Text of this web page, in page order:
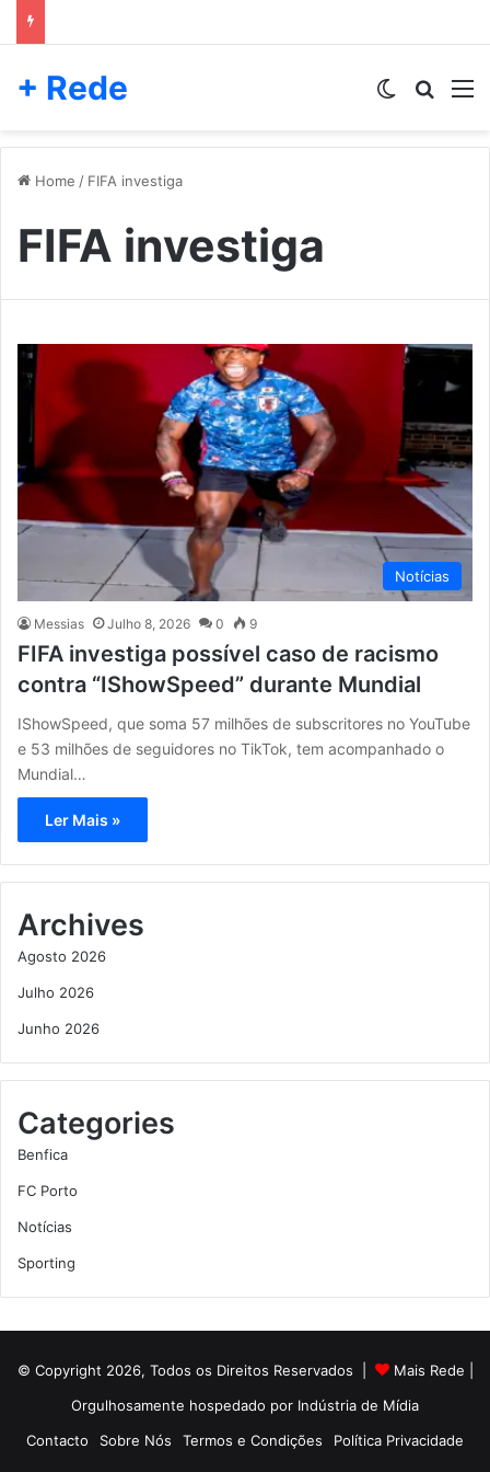
+ Rede Switch skin
Home / FIFA investiga
FIFA investiga
Notícias
Messias Julho 8, 2026 0 9
FIFA investiga possível caso de racismo
contra “IShowSpeed” durante Mundial
IShowSpeed, que soma 57 milhões de subscritores no YouTube
e 53 milhões de seguidores no TikTok, tem acompanhado o
Mundial…
Ler Mais »
Archives
Agosto 2026
Julho 2026
Junho 2026
Categories
Benfica
FC Porto
Notícias
Sporting
© Copyright 2026, Todos os Direitos Reservados | Mais Rede
Orgulhosamente hospedado por Indústria de Mídia
Contacto
Sobre Nós Termos e Condições Política Privacidade